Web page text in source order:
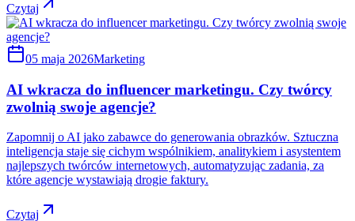
Czytaj
05 maja 2026Marketing
AI wkracza do influencer marketingu. Czy twórcy
zwolnią swoje agencje?
Zapomnij o AI jako zabawce do generowania obrazków. Sztuczna
inteligencja staje się cichym wspólnikiem, analitykiem i asystentem
najlepszych twórców internetowych, automatyzując zadania, za
które agencje wystawiają drogie faktury.
Czytaj